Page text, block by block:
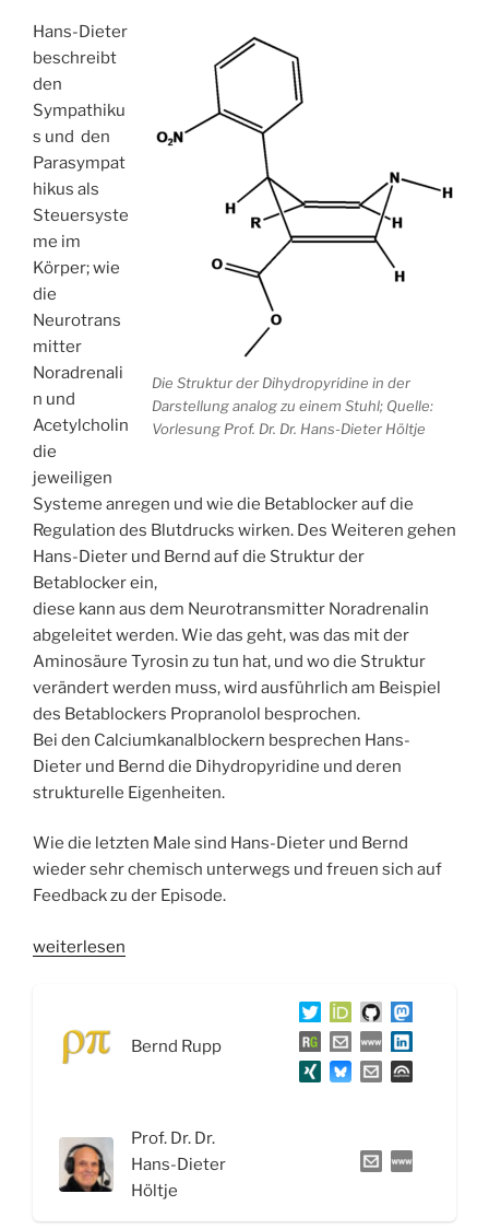
Die Struktur der Dihydropyridine in der
Darstellung analog zu einem Stuhl; Quelle:
Vorlesung Prof. Dr. Dr. Hans-Dieter Höltje
Hans-Dieter
beschreibt
den
Sympathiku
s und den
Parasympat
hikus als
Steuersyste
me im
Körper; wie
die
Neurotrans
mitter
Noradrenali
n und
Acetylcholin
die
jeweiligen
Systeme anregen und wie die Betablocker auf die
Regulation des Blutdrucks wirken. Des Weiteren gehen
Hans-Dieter und Bernd auf die Struktur der
Betablocker ein,
diese kann aus dem Neurotransmitter Noradrenalin
abgeleitet werden. Wie das geht, was das mit der
Aminosäure Tyrosin zu tun hat, und wo die Struktur
verändert werden muss, wird ausführlich am Beispiel
des Betablockers Propranolol besprochen.
Bei den Calciumkanalblockern besprechen Hans-
Dieter und Bernd die Dihydropyridine und deren
strukturelle Eigenheiten.
Wie die letzten Male sind Hans-Dieter und Bernd
wieder sehr chemisch unterwegs und freuen sich auf
Feedback zu der Episode.
„WSR050
gegen
weiterlesen
Bernd Rupp
Prof. Dr. Dr.
Hans-Dieter
Höltje